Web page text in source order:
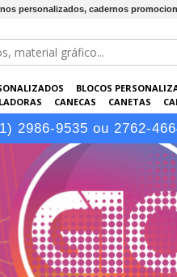
personalizados, cadernos
BLOCOS
CANECAS CANETAS
EMBALAGENS ESCRITÓRIO
2986-9535 ou 2762-